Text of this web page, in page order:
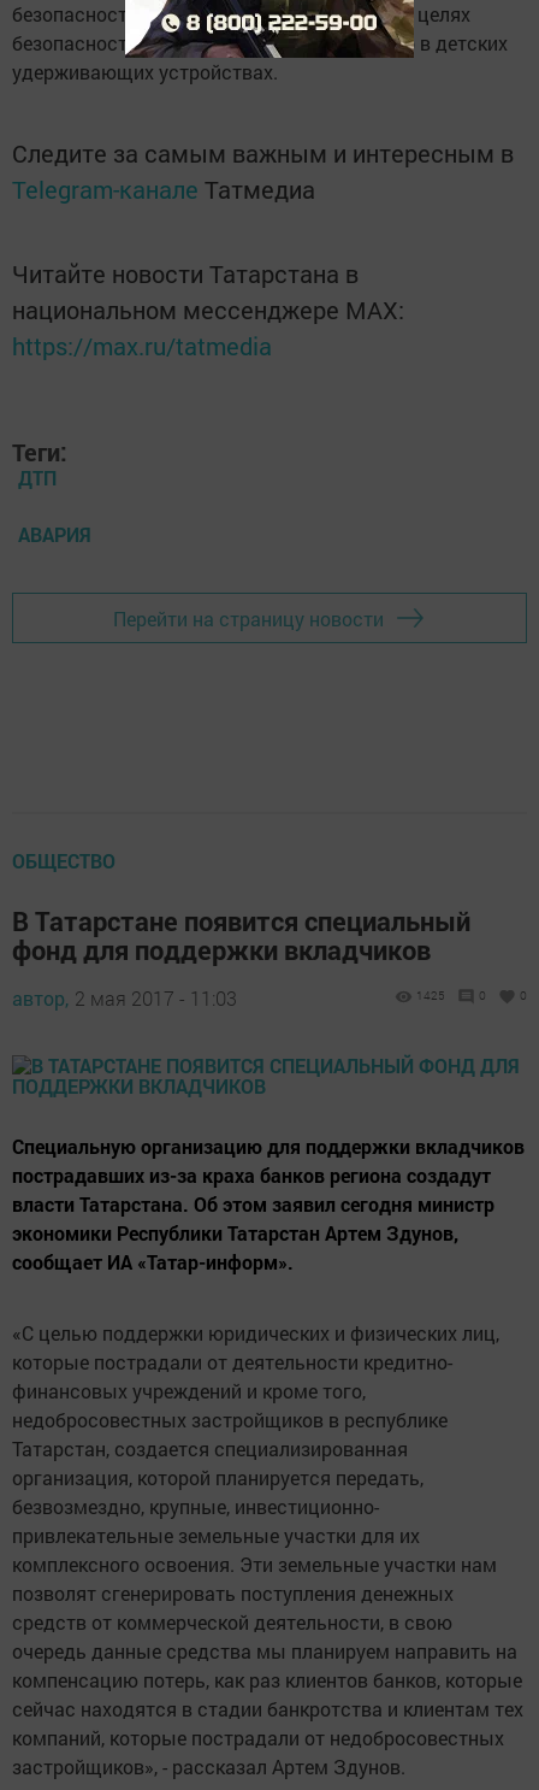
безопасности, а дети в возрасте до 12 лет в целях
безопасности должны перевозиться только в детских
удерживающих устройствах.
Следите за самым важным и интересным в
Telegram-канале Татмедиа
Читайте новости Татарстана в
национальном мессенджере MАХ:
https://max.ru/tatmedia
Теги:
ДТП
АВАРИЯ
Перейти на страницу новости
ОБЩЕСТВО
В Татарстане появится специальный
фонд для поддержки вкладчиков
автор, 2 мая 2017 - 11:03 1425 0 0
Специальную организацию для поддержки вкладчиков
пострадавших из-за краха банков региона создадут
власти Татарстана. Об этом заявил сегодня министр
экономики Республики Татарстан Артем Здунов,
сообщает ИА «Татар-информ».
«С целью поддержки юридических и физических лиц,
которые пострадали от деятельности кредитно-
финансовых учреждений и кроме того,
недобросовестных застройщиков в республике
Татарстан, создается специализированная
организация, которой планируется передать,
безвозмездно, крупные, инвестиционно-
привлекательные земельные участки для их
комплексного освоения. Эти земельные участки нам
позволят сгенерировать поступления денежных
средств от коммерческой деятельности, в свою
очередь данные средства мы планируем направить на
компенсацию потерь, как раз клиентов банков, которые
сейчас находятся в стадии банкротства и клиентам тех
компаний, которые пострадали от недобросовестных
застройщиков», - рассказал Артем Здунов.